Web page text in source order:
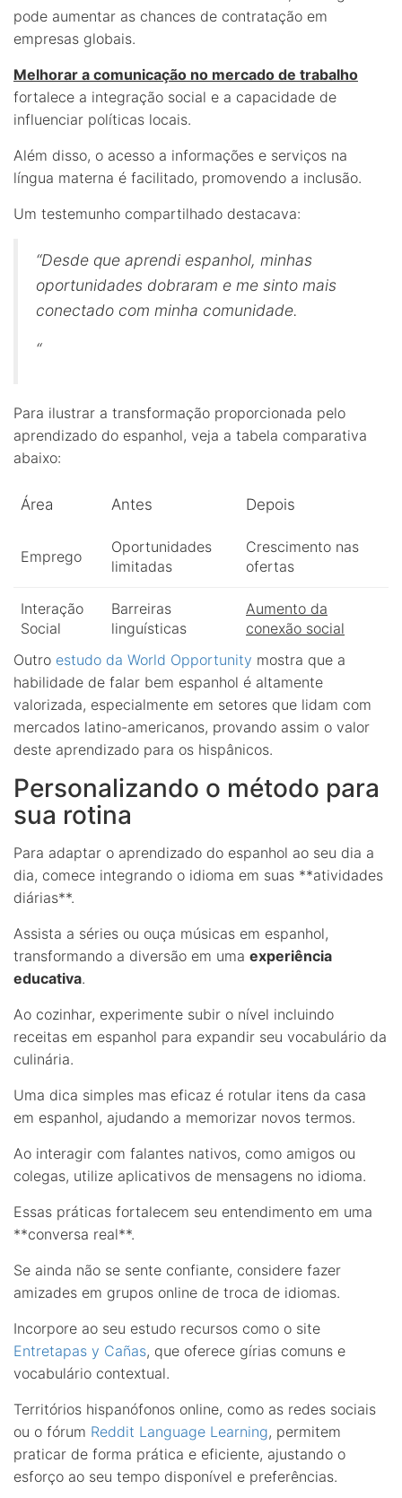
pode aumentar as chances de contratação em
empresas globais.
Melhorar a comunicação no mercado de trabalho
fortalece a integração social e a capacidade de
influenciar políticas locais.
Além disso, o acesso a informações e serviços na
língua materna é facilitado, promovendo a inclusão.
Um testemunho compartilhado destacava:
“Desde que aprendi espanhol, minhas
oportunidades dobraram e me sinto mais
conectado com minha comunidade.
“
Para ilustrar a transformação proporcionada pelo
aprendizado do espanhol, veja a tabela comparativa
abaixo:
Área Antes Depois
Emprego
Oportunidades
limitadas
Crescimento nas
ofertas
Interação
Social
Barreiras
linguísticas
Aumento da
conexão social
Outro estudo da World Opportunity mostra que a
habilidade de falar bem espanhol é altamente
valorizada, especialmente em setores que lidam com
mercados latino-americanos, provando assim o valor
deste aprendizado para os hispânicos.
Personalizando o método para
sua rotina
Para adaptar o aprendizado do espanhol ao seu dia a
dia, comece integrando o idioma em suas **atividades
diárias**.
Assista a séries ou ouça músicas em espanhol,
transformando a diversão em uma experiência
educativa.
Ao cozinhar, experimente subir o nível incluindo
receitas em espanhol para expandir seu vocabulário da
culinária.
Uma dica simples mas eficaz é rotular itens da casa
em espanhol, ajudando a memorizar novos termos.
Ao interagir com falantes nativos, como amigos ou
colegas, utilize aplicativos de mensagens no idioma.
Essas práticas fortalecem seu entendimento em uma
**conversa real**.
Se ainda não se sente confiante, considere fazer
amizades em grupos online de troca de idiomas.
Incorpore ao seu estudo recursos como o site
Entretapas y Cañas, que oferece gírias comuns e
vocabulário contextual.
Territórios hispanófonos online, como as redes sociais
ou o fórum Reddit Language Learning, permitem
praticar de forma prática e eficiente, ajustando o
esforço ao seu tempo disponível e preferências.